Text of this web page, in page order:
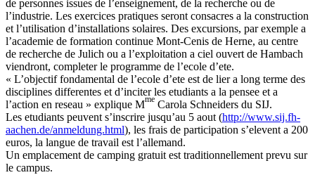
de personnes issues de l’enseignement, de la recherche ou de
l’industrie. Les exercices pratiques seront consacres a la construction
et l’utilisation d’installations solaires. Des excursions, par exemple a
l’academie de formation continue Mont-Cenis de Herne, au centre
de recherche de Julich ou a l’exploitation a ciel ouvert de Hambach
viendront, completer le programme de l’ecole d’ete.
« L’objectif fondamental de l’ecole d’ete est de lier a long terme des
disciplines differentes et d’inciter les etudiants a la pensee et a
l’action en reseau » explique Mme Carola Schneiders du SIJ.
Les etudiants peuvent s’inscrire jusqu’au 5 aout (http://www.sij.fh-
aachen.de/anmeldung.html), les frais de participation s’elevent a 200
euros, la langue de travail est l’allemand.
Un emplacement de camping gratuit est traditionnellement prevu sur
le campus.